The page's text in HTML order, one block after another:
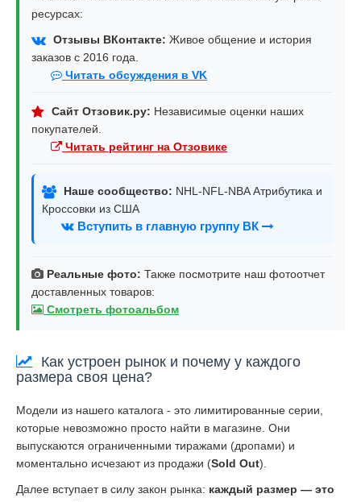
ресурсах:
Отзывы ВКонтакте: Живое общение и история
заказов с 2016 года.
Читать обсуждения в VK
Сайт Отзовик.ру: Независимые оценки наших
покупателей.
Читать рейтинг на Отзовике
Наше сообщество: NHL-NFL-NBA Атрибутика и
Кроссовки из США
Вступить в главную группу ВК
Реальные фото: Также посмотрите наш фотоотчет
доставленных товаров:
Смотреть фотоальбом
Как устроен рынок и почему у каждого
размера своя цена?
Модели из нашего каталога - это лимитированные серии,
которые невозможно просто найти в магазине. Они
выпускаются ограниченными тиражами (дропами) и
моментально исчезают из продажи (Sold Out).
Далее вступает в силу закон рынка: каждый размер — это